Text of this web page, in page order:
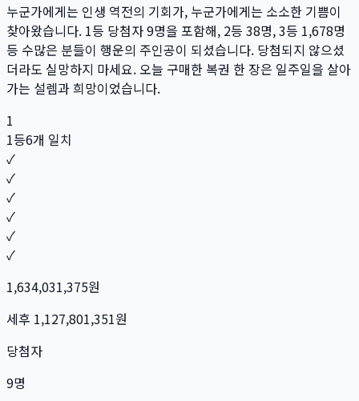
누군가에게는 인생 역전의 기회가, 누군가에게는 소소한 기쁨이
찾아왔습니다. 1등 당첨자9명을 포함해, 2등 38명, 3등 1,678명
등 수많은 분들이 행운의 주인공이 되셨습니다. 당첨되지 않으셨
더라도 실망하지 마세요. 오늘 구매한 복권 한 장은 일주일을 살아
가는 설렘과 희망이었습니다.
1
1등6개 일치
✓
✓
✓
✓
✓
✓
1,634,031,375원
세후 1,127,801,351원
당첨자
9명